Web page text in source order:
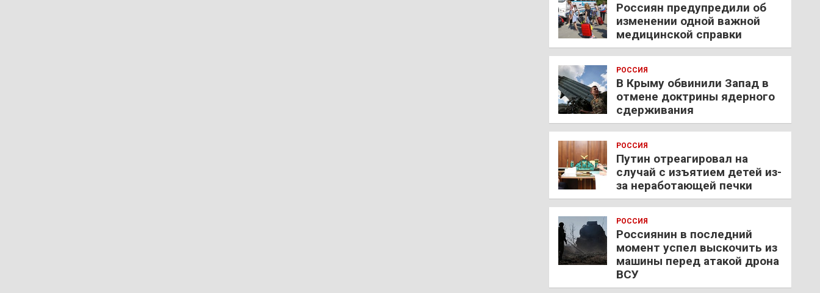
Россиян предупредили об
изменении одной важной
медицинской справки
РОССИЯ
В Крыму обвинили Запад в
отмене доктрины ядерного
сдерживания
РОССИЯ
Путин отреагировал на
случай с изъятием детей из-
за неработающей печки
РОССИЯ
Россиянин в последний
момент успел выскочить из
машины перед атакой дрона
ВСУ